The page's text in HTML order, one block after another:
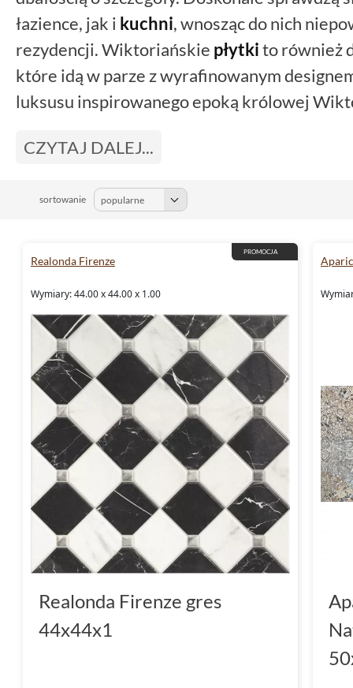
łazience, jak i kuchni, wnosząc do nich
rezydencji. Wiktoriańskie płytkito również
które idą w parze z wyrafinowanym
luksusu inspirowanego epoką królowej
CZYTAJ DALEJ...
sortowanie
PROMOCJA
Realonda Firenze
Wymiary: 44.00 x 44.00 x 1.00
Realonda Firenze gres
44x44x1